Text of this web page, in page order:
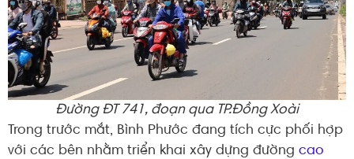
Đường ĐT 741, đoạn qua TP.Đồng Xoài
Trong trước mắt, Bình Phước đang tích cực phối hợp
với các bên nhằm triển khai xây dựng đường cao